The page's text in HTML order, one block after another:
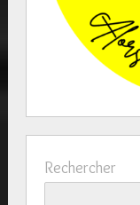
Rechercher